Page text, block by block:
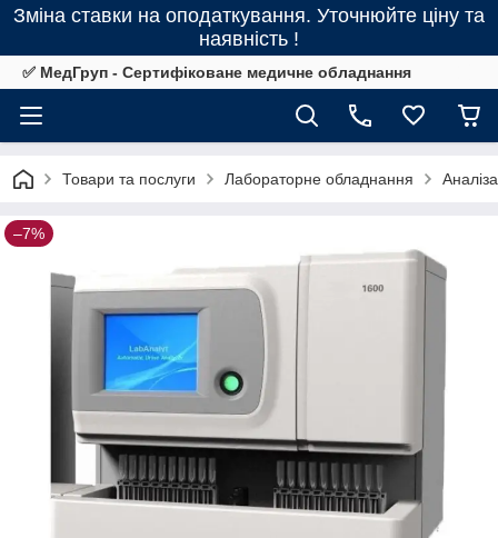
Зміна ставки на оподаткування. Уточнюйте ціну та
наявність !
✅ МедГруп - Сертифіковане медичне обладнання
Товари та послуги Лабораторне обладнання
–7%